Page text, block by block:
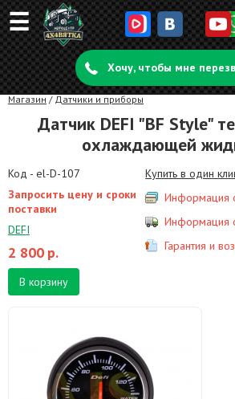
☰
Хочу, чтобы мне
Магазин / Датчики и приборы
Датчик DEFI "BF Style"
охлаждающей
Код - el-D-107
Запросить цену и сроки
поставки
DEFI
2 800 р.
В корзину
Купить в один
Информация
Информация
Гарантия и